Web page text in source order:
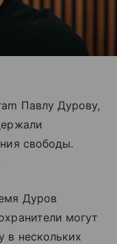
Павлу Дурову,
свободы.
Дуров
могут
в нескольких